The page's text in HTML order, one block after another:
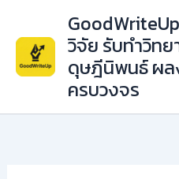
content
วิจัย รับทำวิท
ดุษฎีนิพนธ์ ผล
ครบวงจร